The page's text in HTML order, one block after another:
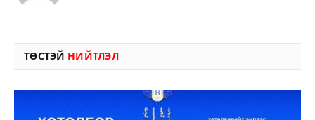
ТӨСТЭЙ НИЙТЛЭЛ